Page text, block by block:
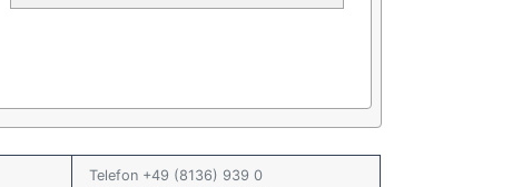
Telefon +49 (8136) 939 0